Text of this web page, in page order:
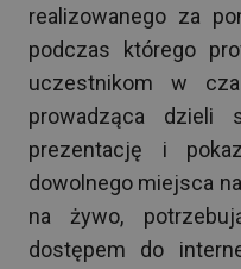
realizowanego za
podczas którego
uczestnikom w
prowadząca dzieli
prezentację i
dowolnego miejsca
na żywo,
dostępem do